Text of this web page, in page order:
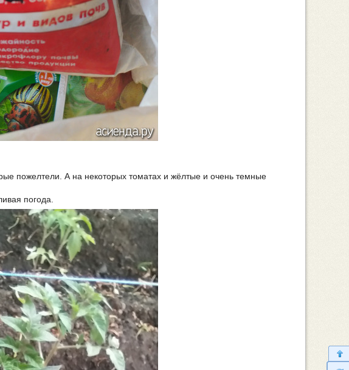
пожелтели. А на некоторых томатах и жёлтые и очень темные
погода.